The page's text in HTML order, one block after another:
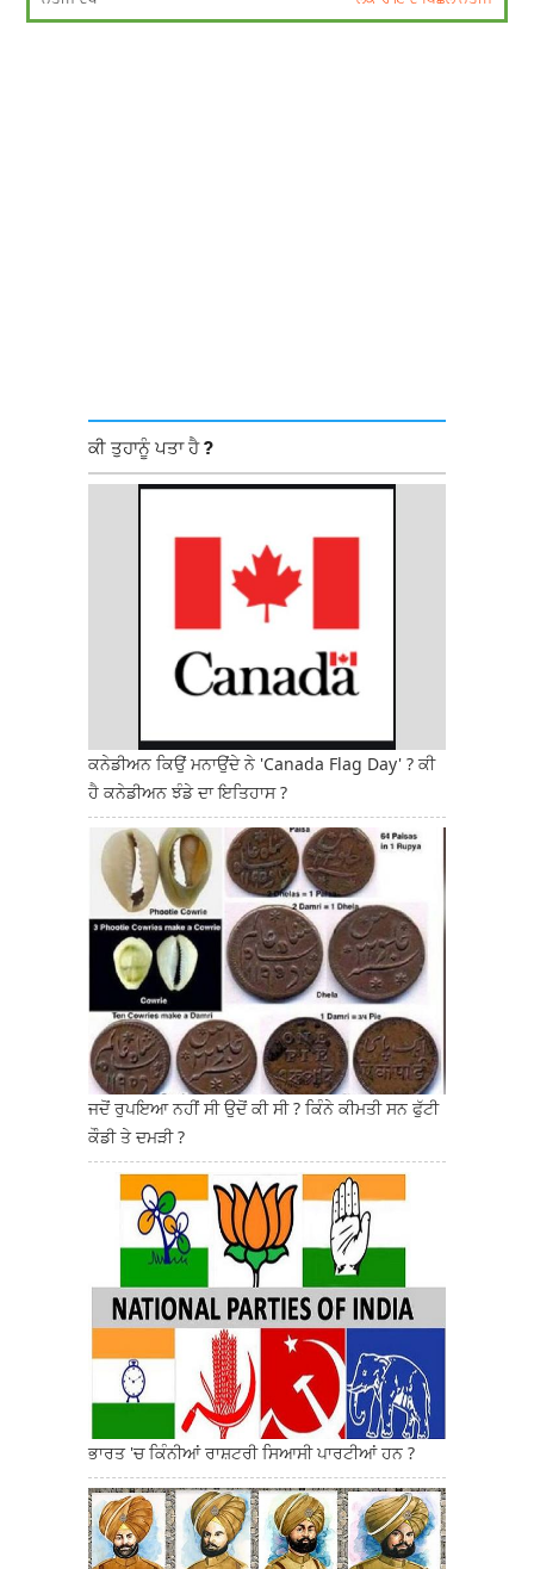
ਕੀ ਤੁਹਾਨੂੰ ਪਤਾ ਹੈ ?
ਕਨੇਡੀਅਨ ਕਿਉਂ ਮਨਾਉਂਦੇ ਨੇ 'Canada Flag Day' ? ਕੀ
ਹੈ ਕਨੇਡੀਅਨ ਝੰਡੇ ਦਾ ਇਤਿਹਾਸ ?
ਜਦੋਂ ਰੁਪਇਆ ਨਹੀਂ ਸੀ ਉਦੋਂ ਕੀ ਸੀ ? ਕਿੰਨੇ ਕੀਮਤੀ ਸਨ ਫੁੱਟੀ
ਕੌਡੀ ਤੇ ਦਮੜੀ ?
ਭਾਰਤ 'ਚ ਕਿੰਨੀਆਂ ਰਾਸ਼ਟਰੀ ਸਿਆਸੀ ਪਾਰਟੀਆਂ ਹਨ ?